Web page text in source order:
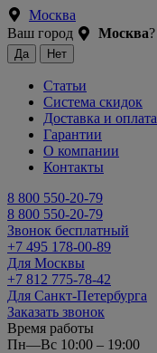
Москва
Ваш город
Москва?
Статьи
Система скидок
Доставка и оплата
Гарантии
О компании
Контакты
8 800 550-20-79
8 800 550-20-79
Звонок бесплатный
+7 495 178-00-89
Для Москвы
+7 812 775-78-42
Для Санкт-Петербурга
Заказать звонок
Время работы
Пн—Вс 10:00 – 19:00